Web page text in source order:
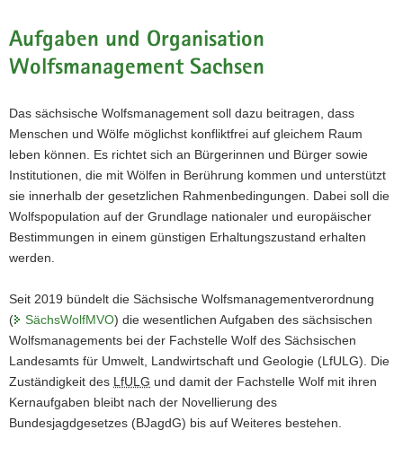
Aufgaben und Organisation
Wolfsmanagement Sachsen
Das sächsische Wolfsmanagement soll dazu beitragen, dass
Menschen und Wölfe möglichst konfliktfrei auf gleichem Raum
leben können. Es richtet sich an Bürgerinnen und Bürger sowie
Institutionen, die mit Wölfen in Berührung kommen und unterstützt
sie innerhalb der gesetzlichen Rahmenbedingungen. Dabei soll die
Wolfspopulation auf der Grundlage nationaler und europäischer
Bestimmungen in einem günstigen Erhaltungszustand erhalten
werden.
Seit 2019 bündelt die Sächsische Wolfsmanagementverordnung
(
SächsWolfMVO) die wesentlichen Aufgaben des sächsischen
Wolfsmanagements bei der Fachstelle Wolf des Sächsischen
Landesamts für Umwelt, Landwirtschaft und Geologie (LfULG). Die
Zuständigkeit des LfULG und damit der Fachstelle Wolf mit ihren
Kernaufgaben bleibt nach der Novellierung des
Bundesjagdgesetzes (BJagdG) bis auf Weiteres bestehen.